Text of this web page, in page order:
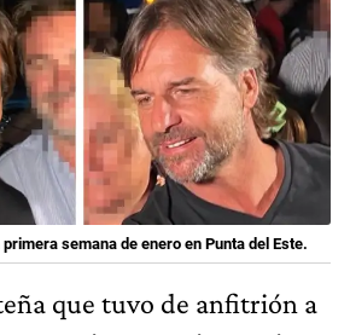
semana de enero en Punta del Este.
que tuvo de anfitrión a